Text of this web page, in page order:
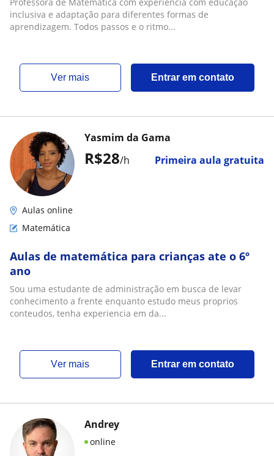
inclusiva e adaptação para diferentes formas de
aprendizagem. Todos passos e o ritmo...
ver mais Entrar em contato
R$28/h Primeira aula gratuita
Yasmim da Gama
Aulas online
Matemática
Aulas de matemática para crianças ate o 6º
ano
Sou uma estudante de administração em busca de levar
conhecimento a frente enquanto estudo meus proprios
conteudos, tenha experiencia em da...
ver mais Entrar em contato
Andrey
online